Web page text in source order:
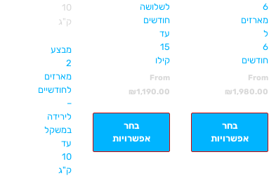
6
מארזים
ל
6
חודשים
From
₪1,980.00
בחר
אפשרויות
לשלושה
חודשים
עד
15
קילו
From
₪1,190.00
בחר
אפשרויות
מבצע
2
מארזים
לחודשיים
–
לירידה
במשקל
עד
10
ק"ג